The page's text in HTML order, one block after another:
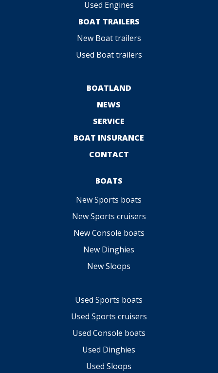
Used Engines
BOAT TRAILERS
New Boat trailers
Used Boat trailers
BOATLAND
NEWS
SERVICE
BOAT INSURANCE
CONTACT
BOATS
New Sports boats
New Sports cruisers
New Console boats
New Dinghies
New Sloops
Used Sports boats
Used Sports cruisers
Used Console boats
Used Dinghies
Used Sloops